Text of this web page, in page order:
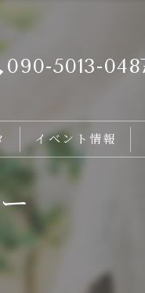
090-5013-
イベント情報